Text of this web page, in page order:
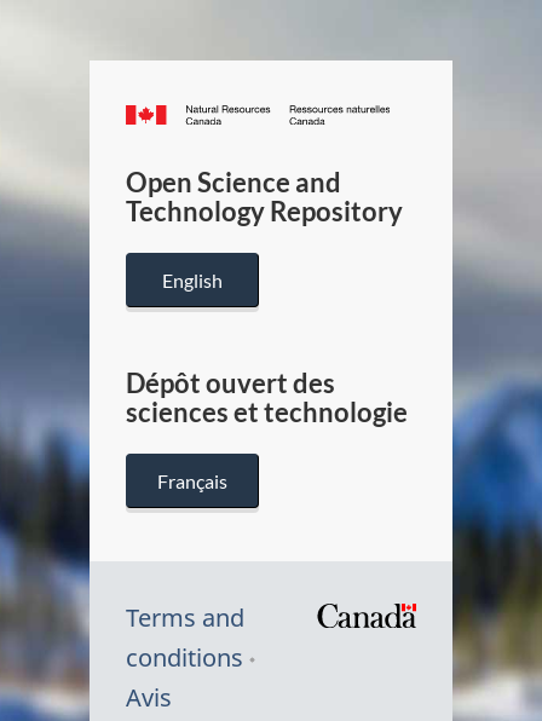
Canada.ca
/
Canada
Open Science and
Technology Repository
English
Dépôt ouvert des
sciences et technologie
Français
Terms and
conditions
Avis
Symbole